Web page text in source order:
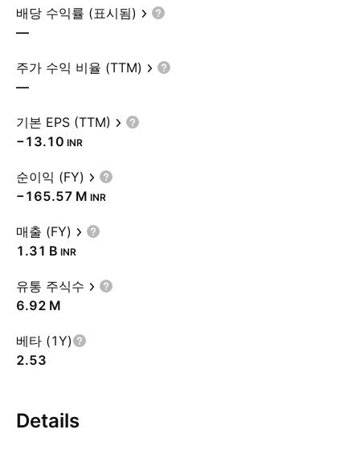
배당 수익률 (표시됨)
—
주가 수익 비율 (TTM)
—
기본 EPS (TTM)
−13.10 INR
순이익 (FY)
‪−165.57 M‬ INR
매출 (FY)
‪1.31 B‬ INR
유통 주식수
‪6.92 M‬
베타 (1Y)
2.53
Details